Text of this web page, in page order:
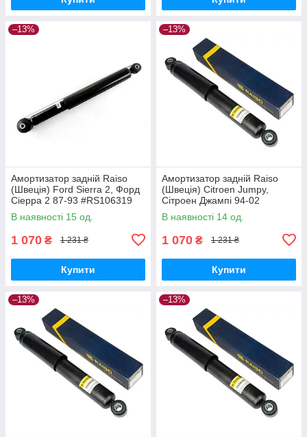
–13%
Амортизатор задній Raiso
(Швеція) Ford Sierra 2, Форд
Сіерра 2 87-93 #RS106319
UAORWYI17
В наявності 15 од.
1 070 ₴ 1 231 ₴
Купити
–13%
Амортизатор задній Raiso
(Швеція) Citroen Jumpy,
Сітроен Джампі 94-02
#RS280985 UAEQFLB17
В наявності 14 од.
1 070 ₴ 1 231 ₴
Купити
–13% –13%